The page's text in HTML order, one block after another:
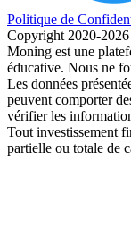
Politique de
Copyright 2020-
Moning est une
éducative. Nous ne
Les données
peuvent comporter
vérifier les
Tout investissement
partielle ou totale de